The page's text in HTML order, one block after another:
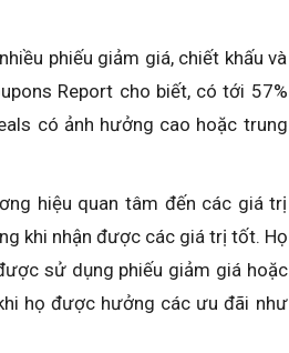
phiếu giảm giá, chiết khấu và
Report cho biết, có tới 57%
có ảnh hưởng cao hoặc trung
hiệu quan tâm đến các giá trị
khi nhận được các giá trị tốt. Họ
sử dụng phiếu giảm giá hoặc
họ được hưởng các ưu đãi như